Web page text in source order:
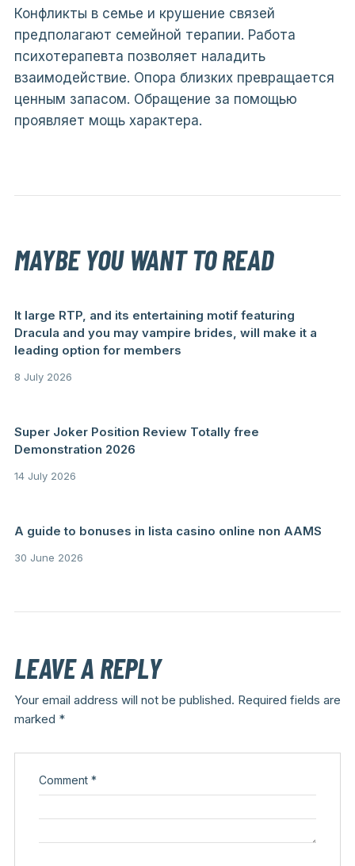
Конфликты в семье и крушение связей
предполагают семейной терапии. Работа
психотерапевта позволяет наладить
взаимодействие. Опора близких превращается
ценным запасом. Обращение за помощью
проявляет мощь характера.
MAYBE YOU WANT TO READ
It large RTP, and its entertaining motif featuring
Dracula and you may vampire brides, will make it a
leading option for members
8 July 2026
Super Joker Position Review Totally free
Demonstration 2026
14 July 2026
A guide to bonuses in lista casino online non AAMS
30 June 2026
LEAVE A REPLY
Your email address will not be published. Required fields are
marked *
Comment *